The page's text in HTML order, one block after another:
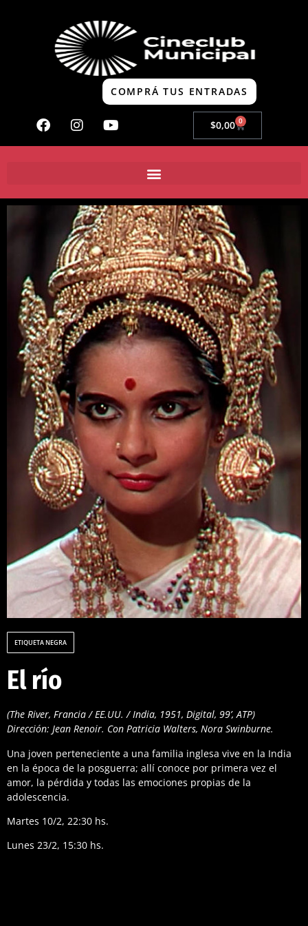
COMPRÁ TUS ENTRADAS
$0,00 0
ETIQUETA NEGRA
El río
(The River, Francia / EE.UU. / India, 1951, Digital, 99’, ATP)
Dirección: Jean Renoir. Con Patricia Walters, Nora Swinburne.
Una joven perteneciente a una familia inglesa vive en la India
en la época de la posguerra; allí conoce por primera vez el
amor, la pérdida y todas las emociones propias de la
adolescencia.
Martes 10/2, 22:30 hs.
Lunes 23/2, 15:30 hs.